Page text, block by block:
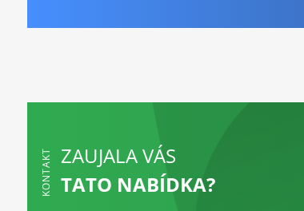
KONTAKT ZAUJALA VÁS
TATO NABÍDKA?